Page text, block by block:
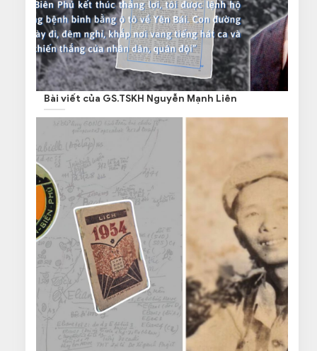
Bài viết của GS.TSKH Nguyễn Mạnh Liên